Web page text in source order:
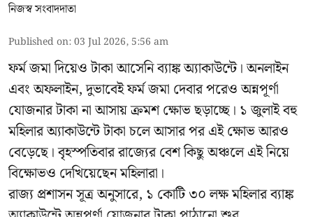
নিজস্ব সংবাদদাতা
Published on:03 Jul 2026, 5:56 am
ফর্ম জমা দিয়েও টাকা আসেনি ব্যাঙ্ক অ্যাকাউন্টে। অনলাইন
এবং অফলাইন, দুভাবেই ফর্ম জমা দেবার পরেও অন্নপূর্ণা
যোজনার টাকা না আসায় ক্রমশ ক্ষোভ ছড়াচ্ছে। ১ জুলাই বহু
মহিলার অ্যাকাউন্টে টাকা চলে আসার পর এই ক্ষোভ আরও
বেড়েছে। বৃহস্পতিবার রাজ্যের বেশ কিছু অঞ্চলে এই নিয়ে
বিক্ষোভও দেখিয়েছেন মহিলারা।
রাজ্য প্রশাসন সূত্র অনুসারে, ১ কোটি ৩০ লক্ষ মহিলার ব্যাঙ্ক